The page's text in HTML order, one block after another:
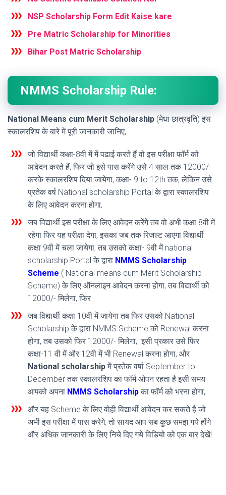
NSP Scholarship Form Edit Kaise kare
Pre Matric Scholarship for Minorities
Bihar Post Matric Scholarship
NMMS Scholarship Rule:
National Means cum Merit Scholarship (मेधा छात्रवृति) इस
स्कालरशिप के बारे में पूरी जानकारी जानिए,
जो विद्यार्थी कक्षा-8वी में में पढाई करते हैं वो इस परीक्षा फॉर्म को
आवेदन करते हैं, फिर जो इसे पास करेंगे उसे 4 साल तक 12000/-
करके स्कालरशिप दिया जायेगा, कक्षा- 9 to 12th तक, लेकिन उसे
प्रतेक वर्ष National scholarship Portal के द्वारा स्कालरशिप
के लिए आवेदन करना होगा,
जब विद्यार्थी इस परीक्षा के लिए आवेदन करेंगे तब वो अभी कक्षा 8वी में
रहेगा फिर यह परीक्षा देगा, इसका जब तक रिजल्ट आएगा विद्यार्थी
कक्षा 9वी में चला जायेगा, तब उसको कक्षा- 9वी में national
scholarship Portal के द्वारा NMMS Scholarship
Scheme ( National means cum Merit Scholarship
Scheme) के लिए ऑनलाइन आवेदन करना होगा, तब विद्यार्थी को
12000/- मिलेगा, फिर
जब विद्यार्थी कक्षा 10वी में जायेगा तब फिर उसको National
Scholarship के द्वारा NMMS Scheme को Renewal करना
होगा, तब उसको फिर 12000/- मिलेगा, इसी प्रकार उसे फिर
कक्षा-11 वी में और 12वी में भी Renewal करना होगा, और
National scholarshipमें प्रतेक वर्षा September to
December तक स्कालरशिप का फॉर्म ओपन रहता है इसी समय
आपको अपना NMMS Scholarshipका फॉर्म को भरना होगा,
और यह Scheme के लिए वोही विद्यार्थी आवेदन कर सकते है जो
अभी इस परीक्षा में पास करेगे, तो सायद आप सब कुछ समझ गये होंगे
और अधिक जानकारी के लिए निचे दिए गये विडियो को एक बार देखें!